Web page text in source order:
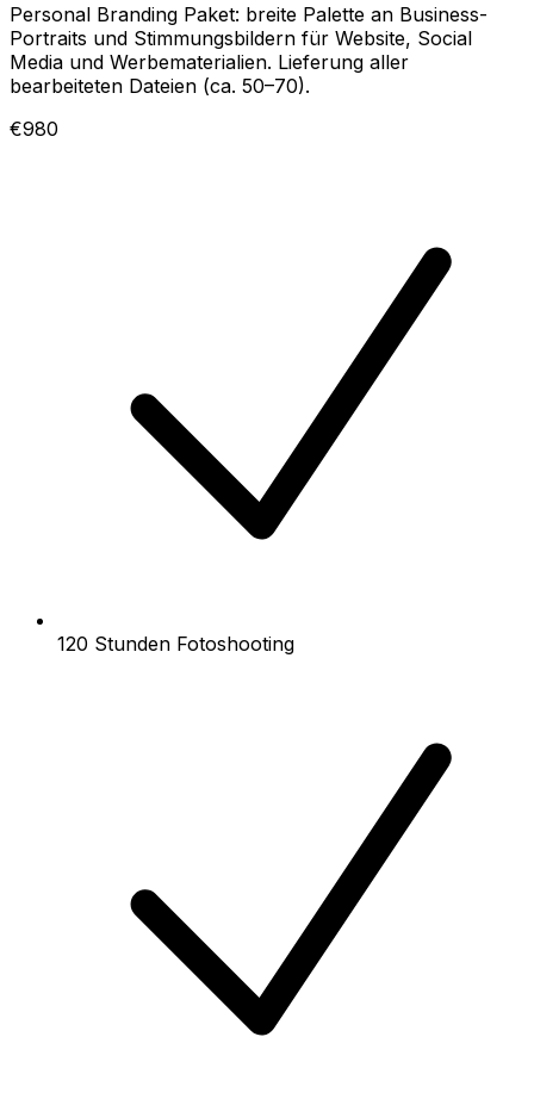
Personal Branding Paket: breite Palette an Business-
Portraits und Stimmungsbildern für Website, Social
Media und Werbematerialien. Lieferung aller
bearbeiteten Dateien (ca. 50–70).
€980
120 Stunden Fotoshooting